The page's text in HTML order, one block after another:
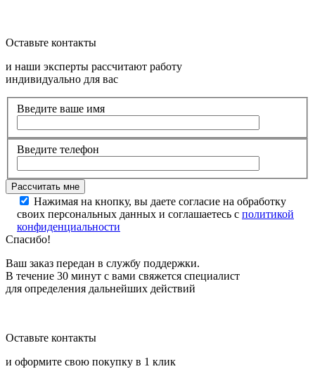
Оставьте контакты
и наши эксперты рассчитают работу
индивидуально для вас
Введите ваше имя
Введите телефон
Нажимая на кнопку, вы даете согласие на обработку
своих персональных данных и соглашаетесь с политикой
конфиденциальности
Спасибо!
Ваш заказ передан в службу поддержки.
В течение 30 минут с вами свяжется специалист
для определения дальнейших действий
Оставьте контакты
и оформите свою покупку в 1 клик